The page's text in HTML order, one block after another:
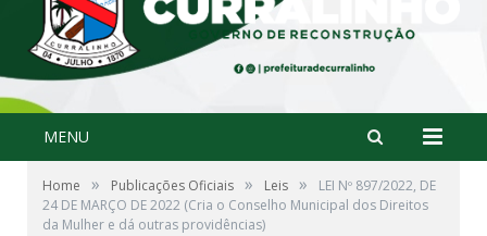
MENU
Home » Publicações Oficiais » Leis »
LEI Nº 897/2022, DE
24 DE MARÇO DE 2022 (Cria o Conselho Municipal dos Direitos
da Mulher e dá outras providências)